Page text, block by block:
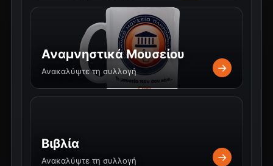
Αναμνηστικά Μουσείου
Ανακαλύψτε τη συλλογή →
Βιβλία
Ανακαλύψτε τη συλλογή →